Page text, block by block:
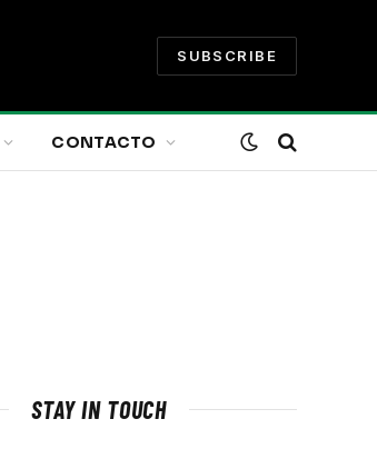
SUBSCRIBE
CONTACTO
STAY IN TOUCH